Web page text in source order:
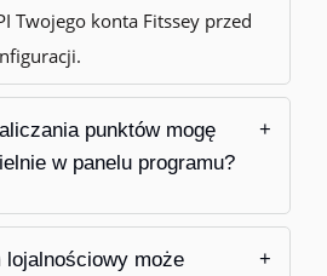
Twojego konta Fitssey przed
punktów mogę
w panelu programu?
lojalnościowy może